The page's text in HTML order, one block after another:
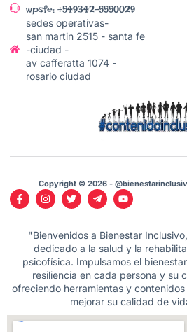
wpsfe: +549342-5550029
sedes operativas-
san martin 2515 - santa fe
-ciudad -
av cafferatta 1074 -
rosario ciudad
Copyright © 2026 -
"Bienvenidos a Bienestar
dedicado a la salud y la
psicofísica. Impulsamos el
resiliencia en cada persona y su
ofreciendo herramientas y
mejorar su calidad de